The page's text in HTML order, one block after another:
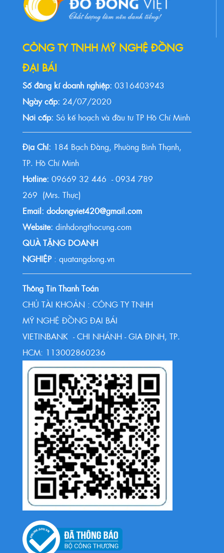
CÔNG TY TNHH MỸ NGHỆ ĐỒNG
ĐẠI BÁI
Số đăng kí doanh nghiệp: 0316403943
Ngày cấp: 24/07/2020
Nơi cấp: Sở kế hoạch và đầu tư TP Hồ Chí Minh
Địa Chỉ: 184 Bạch Đằng, Phường Bình Thạnh,
TP. Hồ Chí Minh
Hotline: 09669 32 446 - 0934 789
269 (Mrs. Thực)
Email: dodongviet420@gmail.com
Website: dinhdongthocung.com
QUÀ TẶNG DOANH
NGHIỆP : quatangdong.vn
Thông Tin Thanh Toán
CHỦ TÀI KHOẢN : CÔNG TY TNHH
MỸ NGHỆ ĐỒNG ĐẠI BÁI
VIETINBANK - CHI NHÁNH - GIA ĐỊNH, TP.
HCM: 113002860236